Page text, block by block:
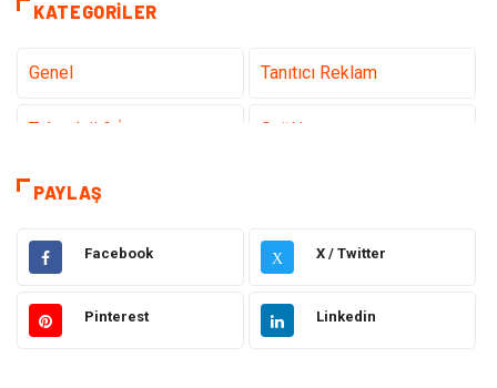
KATEGORILER
Genel Tanıtıcı Reklam
Teknoloji & İnternet Sağlık
Eğitim & Kariyer
Hukuk Moda
Gündem Elektronik
PAYLAŞ
Facebook X X / Twitter
Pinterest Linkedin